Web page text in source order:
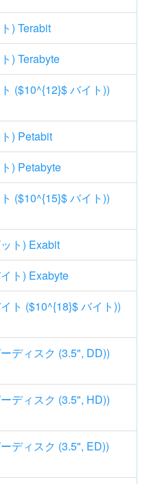
) Terabit
) Terabyte
($10^{12}$ バイト))
) Petabit
) Petabyte
($10^{15}$ バイト))
ト) Exabit
ト) Exabyte
ト ($10^{18}$ バイト))
ディスク (3.5", DD))
ディスク (3.5", HD))
ディスク (3.5", ED))